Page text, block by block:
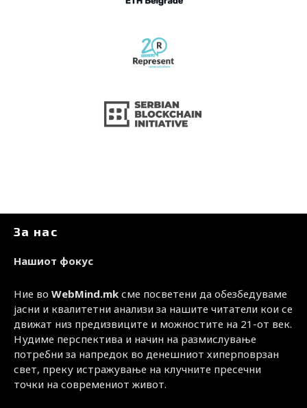
За нас
Нашиот фокус
Ние во WebMind.mk сме посветени да обезбедуваме
јасни и квалитетни анализи за нашите читатели кои се
движат низ предизвиците и можностите на 21-от век.
Нудиме перспектива и начин на размислување
потребни за напредок во денешниот хиперповрзан
свет, преку истражување на клучните пресечни
точки на современиот живот.